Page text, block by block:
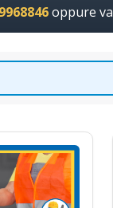
oppure